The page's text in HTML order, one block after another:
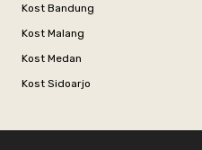
Kost Bandung
Kost Malang
Kost Medan
Kost Sidoarjo